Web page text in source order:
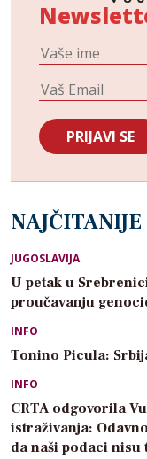
NAJČITANIJE
JUGOSLAVIJA
U petak u
proučavanju
INFO
Tonino Picula:
INFO
CRTA odgovorila
istraživanja:
da naši podaci nisu